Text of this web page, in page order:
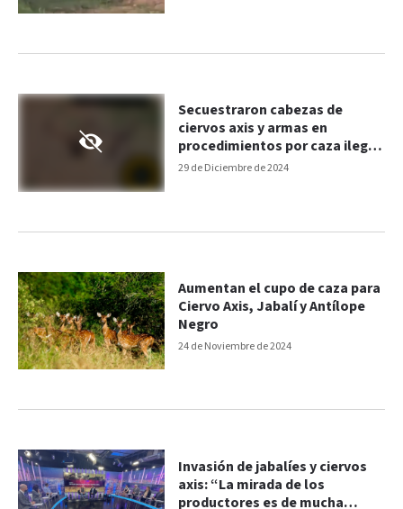
29 de Diciembre de 2024
Secuestraron cabezas de
ciervos axis y armas en
procedimientos por caza ilegal
en Entre Ríos
24 de Noviembre de 2024
Aumentan el cupo de caza para
Ciervo Axis, Jabalí y Antílope
Negro
Invasión de jabalíes y ciervos
axis: “La mirada de los
productores es de mucha